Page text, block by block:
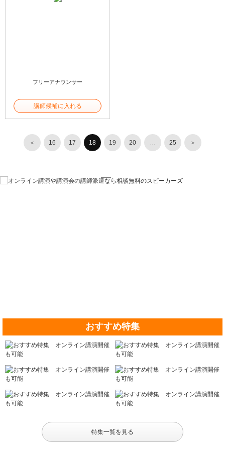
フリーアナウンサー
講師候補に入れる
＜ 16 17 18 19 20 25 ＞
おすすめ特集
特集一覧を見る